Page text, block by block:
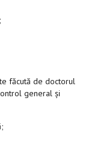
făcută de doctorul
general și